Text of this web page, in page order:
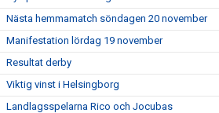
Nästa hemmamatch söndagen 20 november
Manifestation lördag 19 november
Resultat derby
Viktig vinst i Helsingborg
Landlagsspelarna Rico och Jocubas